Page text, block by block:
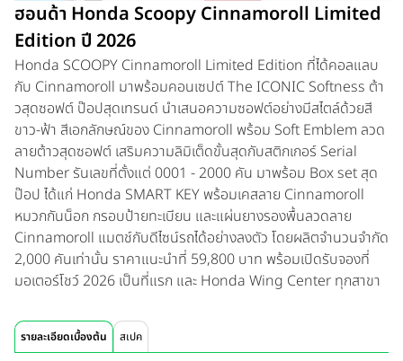
ฮอนด้า Honda Scoopy Cinnamoroll Limited
Edition ปี 2026
Honda SCOOPY Cinnamoroll Limited Edition ที่ได้คอลแลบ
กับ Cinnamoroll มาพร้อมคอนเซปต์ The ICONIC Softness ต้า
วสุดซอฟต์ ป๊อปสุดเทรนด์ นำเสนอความซอฟต์อย่างมีสไตล์ด้วยสี
ขาว-ฟ้า สีเอกลักษณ์ของ Cinnamoroll พร้อม Soft Emblem ลวด
ลายต้าวสุดซอฟต์ เสริมความลิมิเต็ดขั้นสุดกับสติกเกอร์ Serial
Number รันเลขที่ตั้งแต่ 0001 - 2000 คัน มาพร้อม Box set สุด
ป๊อป ได้แก่ Honda SMART KEY พร้อมเคสลาย Cinnamoroll
หมวกกันน็อก กรอบป้ายทะเบียน และแผ่นยางรองพื้นลวดลาย
Cinnamoroll แมตช์กับดีไซน์รถได้อย่างลงตัว โดยผลิตจำนวนจำกัด
2,000 คันเท่านั้น ราคาแนะนำที่ 59,800 บาท พร้อมเปิดรับจองที่
มอเตอร์โชว์ 2026 เป็นที่แรก และ Honda Wing Center ทุกสาขา
รายละเอียดเบื้องต้น สเปค